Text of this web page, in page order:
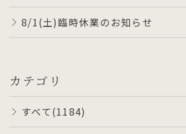
8/1(土)臨時休業のお知らせ
カテゴリ
すべて(1184)